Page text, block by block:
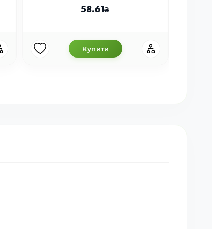
58.61
Купити